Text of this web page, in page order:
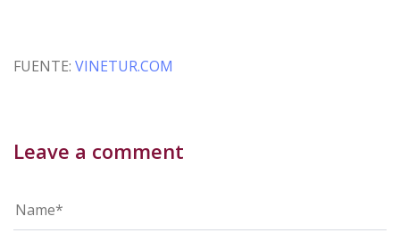
FUENTE: VINETUR.COM
Leave a comment